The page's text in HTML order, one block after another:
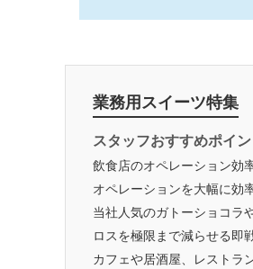
業務用スイーツ特集
スタッフおすすめポイン
飲食店のオペレーション効
オペレーションを大幅に効
当社人気のガトーショコラ
ロスを極限まで減らせる即
カフェや居酒屋、レストラ